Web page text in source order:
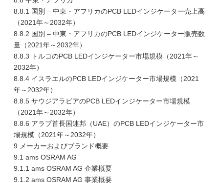
8.8.1 国別 – 中東・アフリカのPCB LEDインジケーター売上高
（2021年～2032年）
8.8.2 国別 – 中東・アフリカのPCB LEDインジケーター販売数
量（2021年～2032年）
8.8.3 トルコのPCB LEDインジケーター市場規模（2021年～
2032年）
8.8.4 イスラエルのPCB LEDインジケーター市場規模（2021
年～2032年）
8.8.5 サウジアラビアのPCB LEDインジケーター市場規模
（2021年～2032年）
8.8.6 アラブ首長国連邦（UAE）のPCB LEDインジケーター市
場規模（2021年～2032年）
9 メーカーおよびブランド概要
9.1 ams OSRAM AG
9.1.1 ams OSRAM AG 企業概要
9.1.2 ams OSRAM AG 事業概要